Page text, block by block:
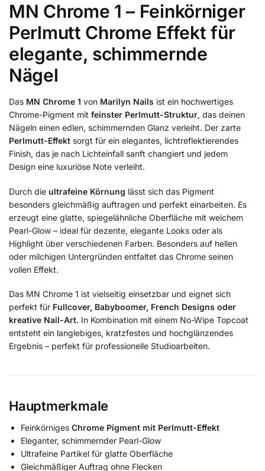
MN Chrome 1 – Feinkörniger
Perlmutt Chrome Effekt für
elegante, schimmernde
Nägel
Das MN Chrome 1 von Marilyn Nails ist ein hochwertiges
Chrome-Pigment mit feinster Perlmutt-Struktur, das deinen
Nägeln einen edlen, schimmernden Glanz verleiht. Der zarte
Perlmutt-Effekt sorgt für ein elegantes, lichtreflektierendes
Finish, das je nach Lichteinfall sanft changiert und jedem
Design eine luxuriöse Note verleiht.
Durch die ultrafeine Körnung lässt sich das Pigment
besonders gleichmäßig auftragen und perfekt einarbeiten. Es
erzeugt eine glatte, spiegelähnliche Oberfläche mit weichem
Pearl-Glow – ideal für dezente, elegante Looks oder als
Highlight über verschiedenen Farben. Besonders auf hellen
oder milchigen Untergründen entfaltet das Chrome seinen
vollen Effekt.
Das MN Chrome 1 ist vielseitig einsetzbar und eignet sich
perfekt für Fullcover, Babyboomer, French Designs oder
kreative Nail-Art. In Kombination mit einem No-Wipe Topcoat
entsteht ein langlebiges, kratzfestes und hochglänzendes
Ergebnis – perfekt für professionelle Studioarbeiten.
Hauptmerkmale
Feinkörniges Chrome Pigment mit Perlmutt-Effekt
Eleganter, schimmernder Pearl-Glow
Ultrafeine Partikel für glatte Oberfläche
Gleichmäßiger Auftrag ohne Flecken